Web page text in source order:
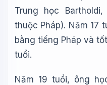
Trung học
thuộc Pháp). Năm 17
bằng tiếng Pháp và
tuổi.
Năm 19 tuổi, ông